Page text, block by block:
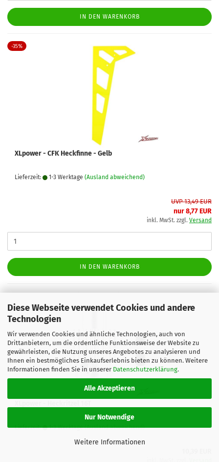
Diese Webseite verwendet Cookies und andere
Technologien
Wir verwenden Cookies und ähnliche Technologien, auch von
Drittanbietern, um die ordentliche Funktionsweise der Website zu
gewährleisten, die Nutzung unseres Angebotes zu analysieren und
Ihnen ein bestmögliches Einkaufserlebnis bieten zu können. Weitere
Informationen finden Sie in unserer Datenschutzerklärung.
Alle Akzeptieren
Nur Notwendige
Weitere Informationen
IN DEN WARENKORB
-35%
XLpower - CFK Heckfinne - Gelb
Lieferzeit: 1-3 Werktage (Ausland abweichend)
UVP 13,49 EUR
nur 8,77 EUR
inkl. MwSt. zzgl. Versand
IN DEN WARENKORB
Lieferzeit: 1-3 Werktage (Ausland abweichend)